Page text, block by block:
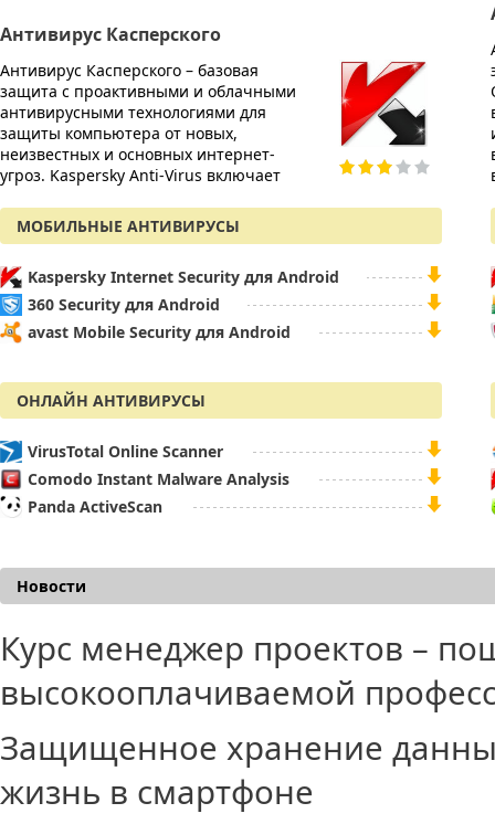
Антивирус Касперского
Антивирус Касперского – базовая
защита с проактивными и облачными
антивирусными технологиями для
защиты компьютера от новых,
неизвестных и основных интернет-
угроз. Kaspersky Anti-Virus включает
AVG
МОБИЛЬНЫЕ АНТИВИРУСЫ
Kaspersky Internet Security для Android
360 Security для Android
avast Mobile Security для Android
ОНЛАЙН АНТИВИРУСЫ
VirusTotal Online Scanner
Comodo Instant Malware Analysis
Panda ActiveScan
Новости
Курс менеджер проектов –
высокооплачиваемой
Защищенное хранение
жизнь в смартфоне